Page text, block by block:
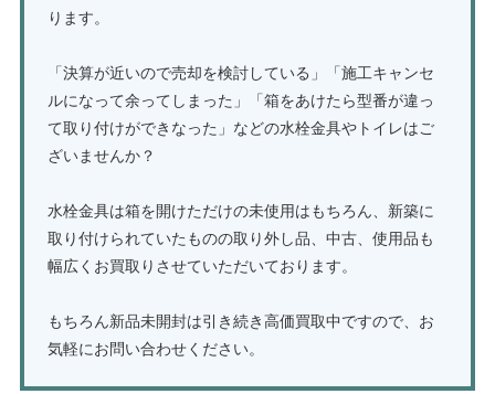
ります。
「決算が近いので売却を検討している」「施工キャンセ
ルになって余ってしまった」「箱をあけたら型番が違っ
て取り付けができなった」などの水栓金具やトイレはご
ざいませんか？
水栓金具は箱を開けただけの未使用はもちろん、新築に
取り付けられていたものの取り外し品、中古、使用品も
幅広くお買取りさせていただいております。
もちろん新品未開封は引き続き高価買取中ですので、お
気軽にお問い合わせください。